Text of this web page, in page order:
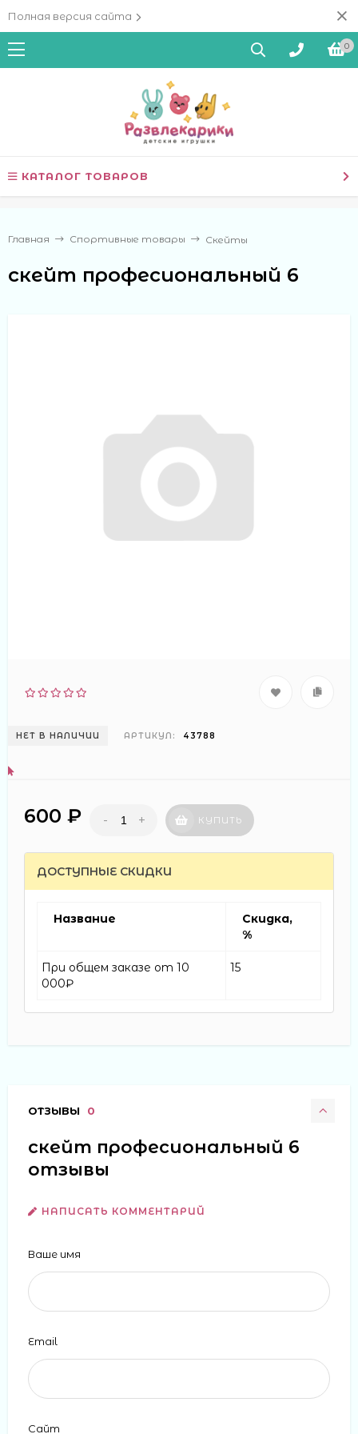
Полная версия сайта
0
КАТАЛОГ ТОВАРОВ
Главная Спортивные товары Скейты
скейт професиональный 6
НЕТ В НАЛИЧИИ АРТИКУЛ: 43788
600 ₽ - + КУПИТЬ
ДОСТУПНЫЕ СКИДКИ
Название
Скидка,
%
При общем заказе от 10
000₽
15
ОТЗЫВЫ 0
скейт професиональный 6
отзывы
НАПИСАТЬ КОММЕНТАРИЙ
Ваше имя
Email
Сайт